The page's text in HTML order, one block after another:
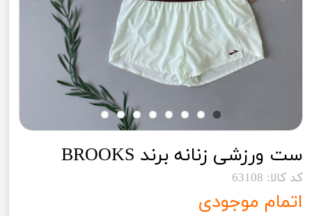
ست ورزشی زنانه برند BROOKS
کد کالا: 63108
اتمام موجودی